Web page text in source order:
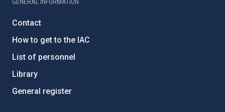
Contact
How to get to the IAC
List of personnel
Library
General register